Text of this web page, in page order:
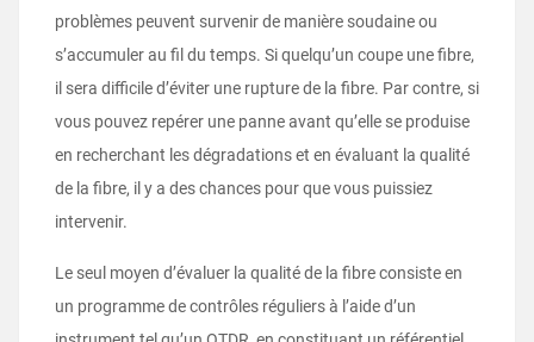
problèmes peuvent survenir de manière soudaine ou
s’accumuler au fil du temps. Si quelqu’un coupe une fibre,
il sera difficile d’éviter une rupture de la fibre. Par contre, si
vous pouvez repérer une panne avant qu’elle se produise
en recherchant les dégradations et en évaluant la qualité
de la fibre, il y a des chances pour que vous puissiez
intervenir.
Le seul moyen d’évaluer la qualité de la fibre consiste en
un programme de contrôles réguliers à l’aide d’un